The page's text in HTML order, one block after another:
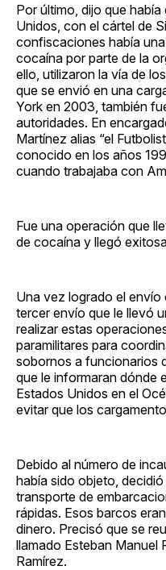
Por último, dijo que
Unidos, con el cártel de
confiscaciones había
cocaína por parte de la
ello, utilizaron la vía de
que se envió en una
York en 2003, también
autoridades. En
Martínez alias “el
conocido en los años
cuando trabajaba con
Fue una operación que
de cocaína y llegó
Una vez logrado el
tercer envío que le llevó
realizar estas
paramilitares para
sobornos a funcionarios
que le informaran dónde
Estados Unidos en el
evitar que los
Debido al número de
había sido objeto,
transporte de
rápidas. Esos barcos
dinero. Precisó que se
llamado Esteban Manuel
Ramírez.